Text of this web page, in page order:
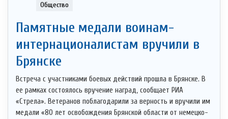
Общество
Памятные медали воинам-
интернационалистам вручили в
Брянске
Встреча с участниками боевых действий прошла в Брянске. В
ее рамках состоялось вручение наград, сообщает РИА
«Стрела». Ветеранов поблагодарили за верность и вручили им
медали «80 лет освобождения Брянской области от немецко-